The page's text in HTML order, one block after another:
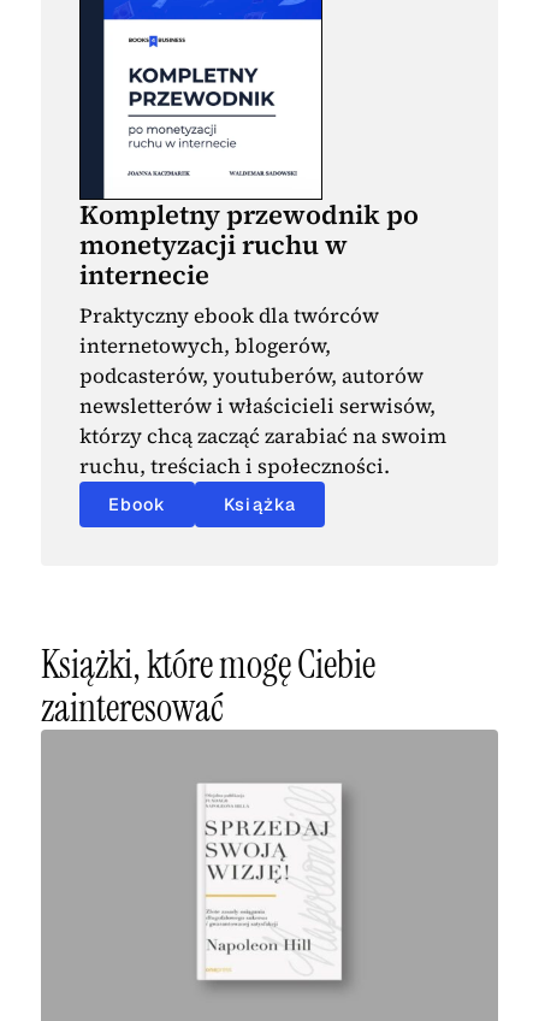
Kompletny przewodnik po
monetyzacji ruchu w
internecie
Praktyczny ebook dla twórców
internetowych, blogerów,
podcasterów, youtuberów, autorów
newsletterów i właścicieli serwisów,
którzy chcą zacząć zarabiać na swoim
ruchu, treściach i społeczności.
Ebook Książka
Książki, które mogę Ciebie
zainteresować